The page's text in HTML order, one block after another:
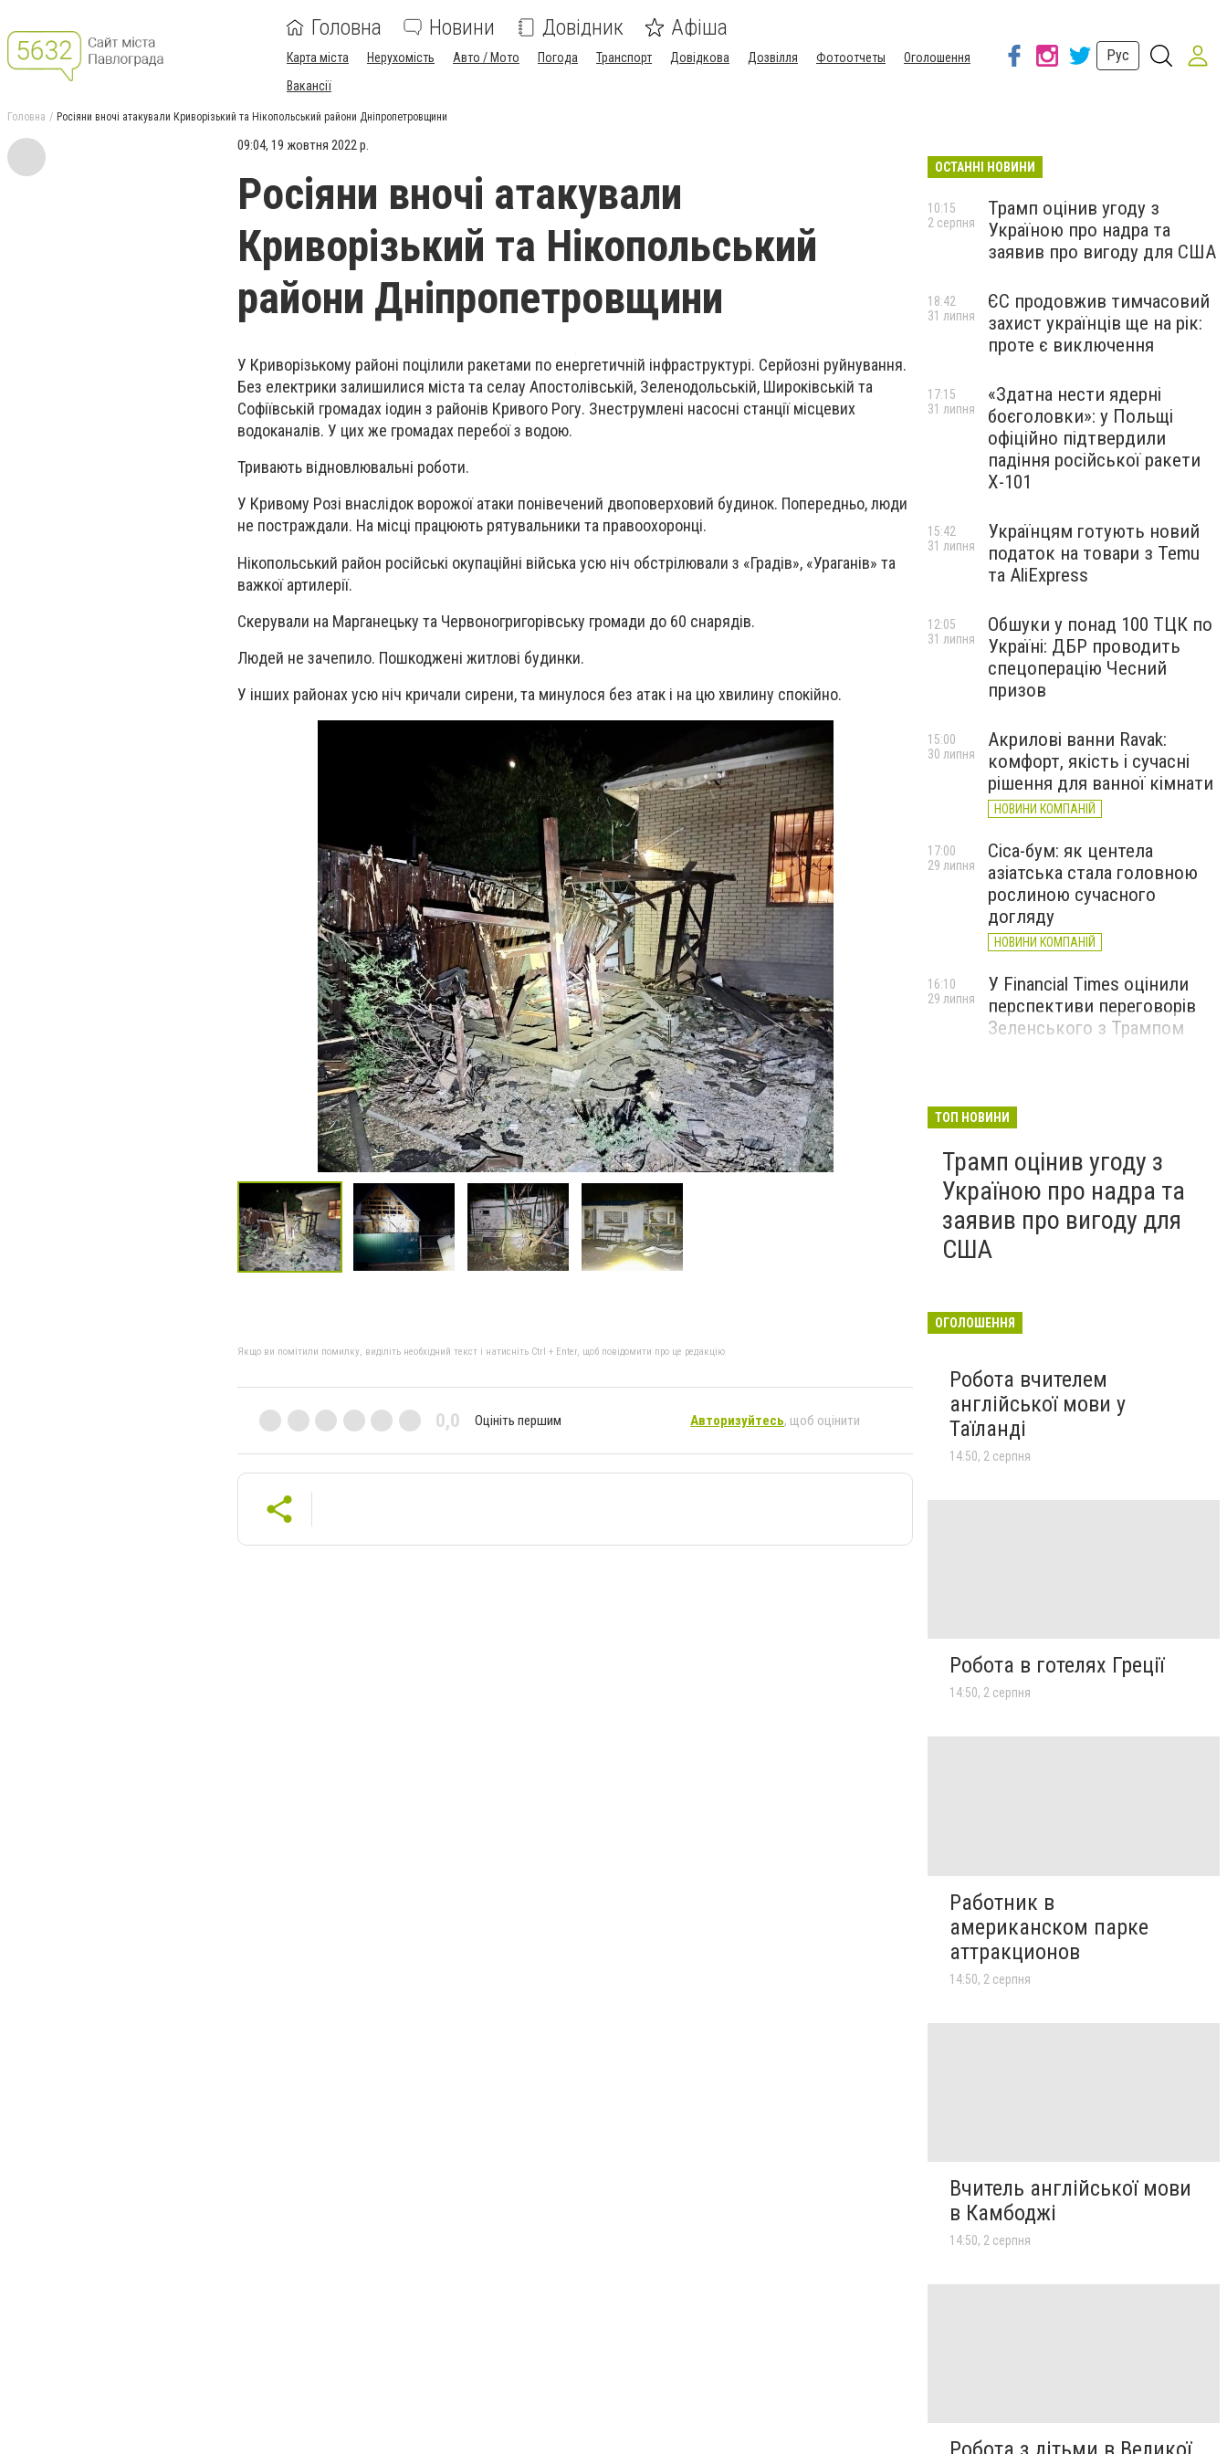
Головна Новини Довідник Афіша
Карта міста Нерухомість Авто / Мото Погода Транспорт Довідкова Дозвілля Фотоотчеты
Оголошення
Вакансії
Рус
Головна Росіяни вночі атакували Криворізький та Нікопольський райони Дніпропетровщини
09:04, 19 жовтня 2022 р.
Росіяни вночі атакували
Криворізький та Нікопольський
райони Дніпропетровщини
У Криворізькому районі поцілили ракетами по енергетичній інфраструктурі. Серйозні руйнування.
Без електрики залишилися міста та селау Апостолівській, Зеленодольській, Широківській та
Софіївській громадах іодин з районів Кривого Рогу. Знеструмлені насосні станції місцевих
водоканалів. У цих же громадах перебої з водою.
Тривають відновлювальні роботи.
У Кривому Розі внаслідок ворожої атаки понівечений двоповерховий будинок. Попередньо, люди
не постраждали. На місці працюють рятувальники та правоохоронці.
Нікопольський район російські окупаційні війська усю ніч обстрілювали з «Градів», «Ураганів» та
важкої артилерії.
Скерували на Марганецьку та Червоногригорівську громади до 60 снарядів.
Людей не зачепило. Пошкоджені житлові будинки.
У інших районах усю ніч кричали сирени, та минулося без атак і на цю хвилину спокійно.
Якщо ви помітили помилку, виділіть необхідний текст і натисніть Ctrl + Enter, щоб повідомити про це редакцію
0,0 Оцініть першим Авторизуйтесь, щоб оцінити
ОСТАННІ НОВИНИ
Трамп оцінив угоду з
Україною про надра та
заявив про вигоду для США
10:15
2 серпня
ЄС продовжив тимчасовий
захист українців ще на рік:
проте є виключення
18:42
31 липня
«Здатна нести ядерні
боєголовки»: у Польщі
офіційно підтвердили
падіння російської ракети
Х-101
17:15
31 липня
Українцям готують новий
податок на товари з Temu
та AliExpress
15:42
31 липня
Обшуки у понад 100 ТЦК по
Україні: ДБР проводить
спецоперацію Чесний
призов
12:05
31 липня
Акрилові ванни Ravak:
комфорт, якість і сучасні
рішення для ванної кімнати
НОВИНИ КОМПАНІЙ
15:00
30 липня
Cica-бум: як центела
азіатська стала головною
рослиною сучасного
догляду
НОВИНИ КОМПАНІЙ
17:00
29 липня
У Financial Times оцінили
перспективи переговорів
Зеленського з Трампом
16:10
29 липня
ТОП НОВИНИ
Трамп оцінив угоду з
Україною про надра та
заявив про вигоду для
США
ОГОЛОШЕННЯ
Робота вчителем
англійської мови у
Таїланді
14:50, 2 серпня
Робота в готелях Греції
14:50, 2 серпня
Работник в
американском парке
аттракционов
14:50, 2 серпня
Вчитель англійської мови
в Камбоджі
14:50, 2 серпня